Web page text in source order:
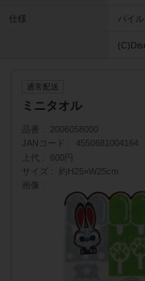
仕様 パイ
通常配送
ミニタオル
品番
2006058000
JANコード
4550681004164
上代
600円
サイズ
約H25×W25cm
画像